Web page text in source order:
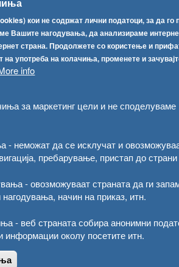
кои не содржат лични податоци, за да
Вашите нагодувања, да анализираме
страна. Продолжете со користење и
на употреба на колачиња, променете и
info
за маркетинг цели и не
- неможат да се исклучат и
пребарување, пристап до
- овозможуваат страната да ги
нагодувања, начин на приказ, итн.
- веб страната собира анонимни
информации околу посетите итн.